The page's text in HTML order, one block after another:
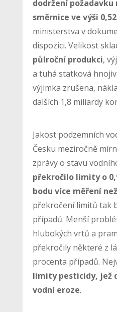
dodržení
směrnice ve výši
ministerstva v
dispozici. Velikost
půlroční produkci,
a tuhá statková
výjimka zrušena,
dalších 1,8 miliardy
Jakost podzemních
Česku meziročně
zprávy o stavu
překročilo limity o
bodu více měření
překročení limitů tak
případů. Menší
hlubokých vrtů a
překročily některé z
procenta případů.
limity pesticidy, jež
vodní eroze.